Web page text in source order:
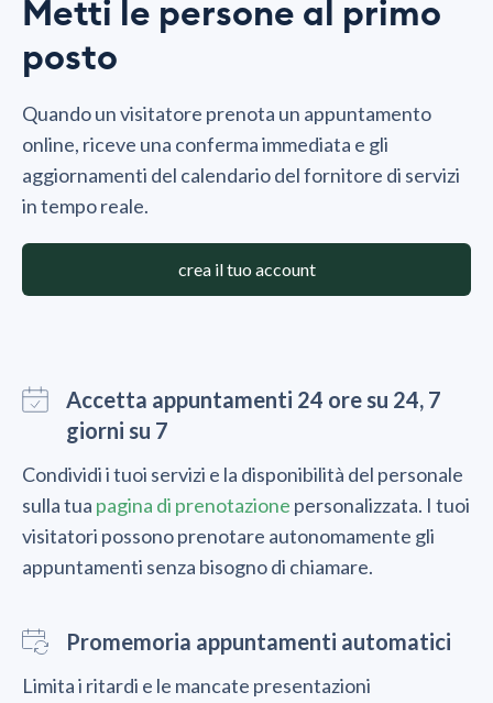
Metti le persone al primo
posto
Quando un visitatore prenota un appuntamento
online, riceve una conferma immediata e gli
aggiornamenti del calendario del fornitore di servizi
in tempo reale.
crea il tuo account
Accetta appuntamenti 24 ore su 24, 7
giorni su 7
Condividi i tuoi servizi e la disponibilità del personale
sulla tua pagina di prenotazione personalizzata. I tuoi
visitatori possono prenotare autonomamente gli
appuntamenti senza bisogno di chiamare.
Promemoria appuntamenti automatici
Limita i ritardi e le mancate presentazioni